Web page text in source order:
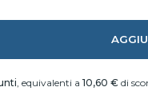
, equivalenti a 10,60 € di